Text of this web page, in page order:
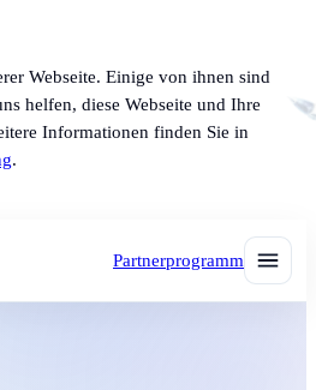
Webseite. Einige von ihnen sind
helfen, diese Webseite und Ihre
Informationen finden Sie in
.
Partnerprogramm